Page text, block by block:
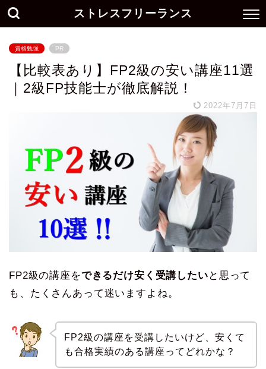
ストレスフリーランス
資格勉強 PR
【比較表あり】FP2級の安い講座11選
｜2級FP技能士が徹底解説！
2022年7月7日
FP2級の講座をできるだけ安く受講したい と思って
も、たくさんあって迷いますよね。
FP2級の講座を受講したいけど、安くて
も合格実績のある講座ってどれかな？